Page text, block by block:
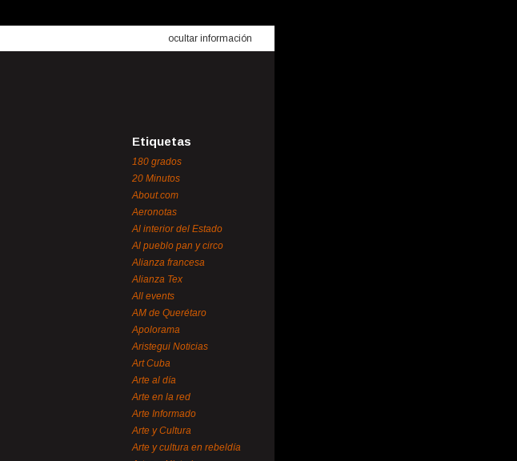
ocultar información
Etiquetas
180 grados
20 Minutos
About.com
Aeronotas
Al interior del Estado
Al pueblo pan y circo
Alianza francesa
Alianza Tex
All events
AM de Querétaro
Apolorama
Aristegui Noticias
Art Cuba
Arte al día
Arte en la red
Arte Informado
Arte y Cultura
Arte y cultura en rebeldía